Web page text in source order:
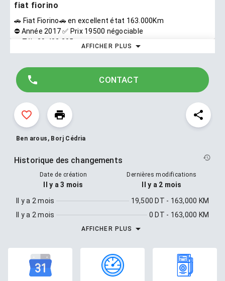
fiat fiorino
🚗 Fiat Fiorino🚗 en excellent état 163.000Km
⛔ Année 2017 ✅️ Prix 19500 négociable
✅️ Tél : 29.402.205
AFFICHER PLUS
CONTACT
Ben arous, Borj Cédria
Historique des changements
Date de création
Il y a 3 mois
Dernières modifications
Il y a 2 mois
Il y a 2 mois
19,500 DT - 163,000 KM
Il y a 2 mois
0 DT - 163,000 KM
AFFICHER PLUS